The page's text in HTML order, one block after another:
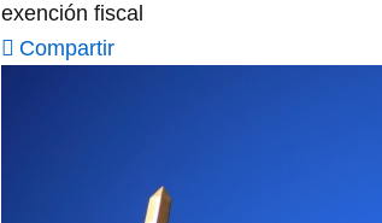
exención fiscal
Compartir